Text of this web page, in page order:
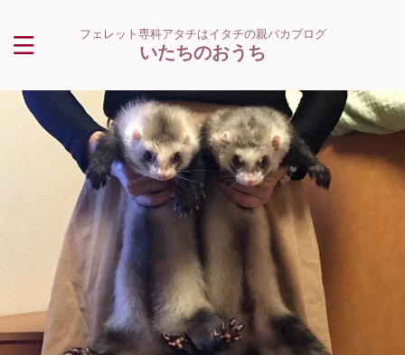
フェレット専科アタチはイタチの親バカブログ
いたちのおうち